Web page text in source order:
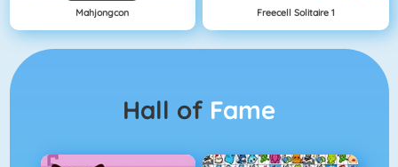
Mahjongcon Freecell Solitaire 1
Hall of Fame